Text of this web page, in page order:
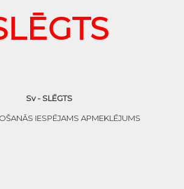
Sv - SLĒGTS
IESPĒJAMS APMEKLĒJUMS